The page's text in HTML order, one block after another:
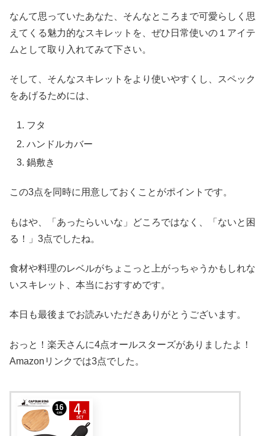
なんて思っていたあなた、そんなところまで可愛らしく思
えてくる魅力的なスキレットを、ぜひ日常使いの１アイテ
ムとして取り入れてみて下さい。
そして、そんなスキレットをより使いやすくし、スペック
をあげるためには、
フタ
ハンドルカバー
鍋敷き
この3点を同時に用意しておくことがポイントです。
もはや、「あったらいいな」どころではなく、「ないと困
る！」3点でしたね。
食材や料理のレベルがちょこっと上がっちゃうかもしれな
いスキレット、本当におすすめです。
本日も最後までお読みいただきありがとうございます。
おっと！楽天さんに4点オールスターズがありましたよ！
Amazonリンクでは3点でした。